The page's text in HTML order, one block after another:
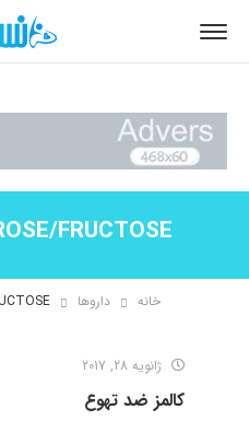
FRUCTOSE
خانه داروها
ژانویه 28, 2017
کالمز ضد تهوع